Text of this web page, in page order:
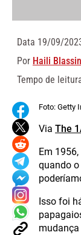
Data 19/09/
Por Haili
Tempo de
Foto: Getty
Via The
Em
quando
Isso foi